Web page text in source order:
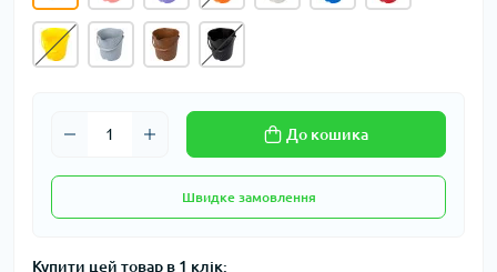
До кошика
Швидке замовлення
Купити цей товар в 1 клік: